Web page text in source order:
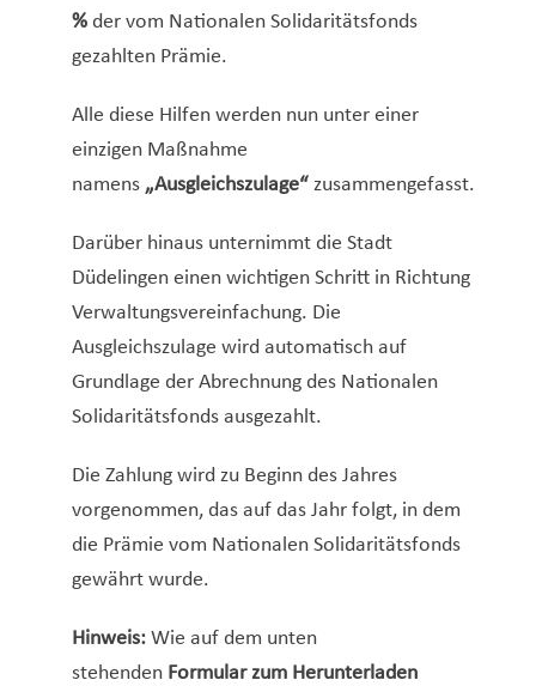
%der vom Nationalen Solidaritätsfonds
gezahlten Prämie.
Alle diese Hilfen werden nun unter einer
einzigen Maßnahme
namens „Ausgleichszulage“zusammengefasst.
Darüber hinaus unternimmt die Stadt
Düdelingen einen wichtigen Schritt in Richtung
Verwaltungsvereinfachung. Die
Ausgleichszulage wird automatisch auf
Grundlage der Abrechnung des Nationalen
Solidaritätsfonds ausgezahlt.
Die Zahlung wird zu Beginn des Jahres
vorgenommen, das auf das Jahr folgt, in dem
die Prämie vom Nationalen Solidaritätsfonds
gewährt wurde.
Hinweis:Wie auf dem unten
stehenden Formular zum Herunterladen